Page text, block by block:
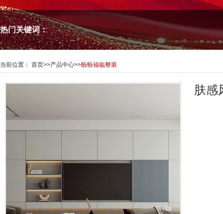
热门关键词：
当前位置： 首页>>产品中心>>盼盼福临整装
肤感